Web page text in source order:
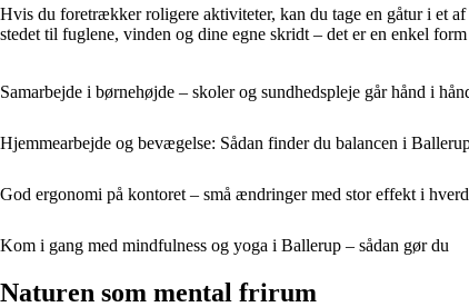
Hvis du foretrækker roligere aktiviteter, kan du tage en gåtur i et
stedet til fuglene, vinden og dine egne skridt – det er en enkel
Samarbejde i børnehøjde – skoler og sundhedspleje går hånd i
Hjemmearbejde og bevægelse: Sådan finder du balancen i
God ergonomi på kontoret – små ændringer med stor effekt i
Kom i gang med mindfulness og yoga i Ballerup – sådan gør du
Naturen som mental frirum